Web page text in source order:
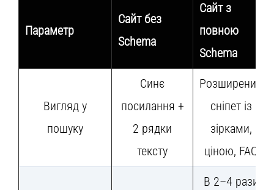
Параметр
Сайт без
Schema
Сайт з
повною
Schema
Вигляд у
пошуку
Синє
посилання +
2 рядки
тексту
Розширений
сніпет із
зірками,
ціною, FAQ
В 2–4 рази